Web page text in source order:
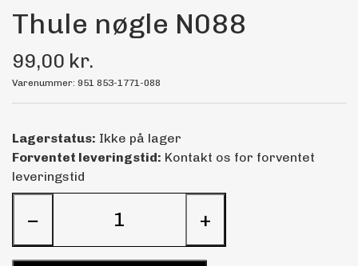
Kemi
Thule nøgle N088
99,00 kr.
Varenummer: 951 853-1771-088
Lagerstatus: Ikke på lager
Forventet leveringstid: Kontakt os for forventet
leveringstid
− +